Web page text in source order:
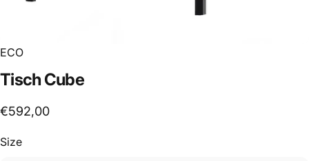
ECO
Tisch Cube
€592,00
Size